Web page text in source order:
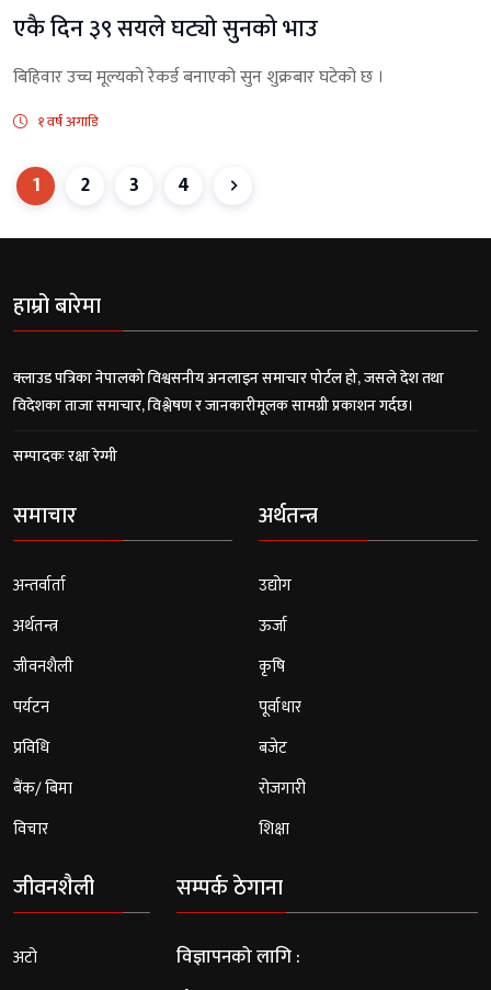
एकै दिन ३९ सयले घट्याे सुनको भाउ
बिहिवार उच्च मूल्यकाे रेकर्ड बनाएको सुन शुक्रबार घटेको छ ।
१ वर्ष अगाडि
1 2 3 4
हाम्रो बारेमा
क्लाउड पत्रिका नेपालको विश्वसनीय अनलाइन समाचार पोर्टल हो, जसले देश तथा
विदेशका ताजा समाचार, विश्लेषण र जानकारीमूलक सामग्री प्रकाशन गर्दछ।
सम्पादकः रक्षा रेग्मी
समाचार
अन्तर्वार्ता
अर्थतन्त्र
जीवनशैली
पर्यटन
प्रविधि
बैंक/ बिमा
विचार
अर्थतन्त्र
उद्योग
ऊर्जा
कृषि
पूर्वाधार
बजेट
रोजगारी
शिक्षा
जीवनशैली
अटो
सम्पर्क ठेगाना
विज्ञापनको लागि :